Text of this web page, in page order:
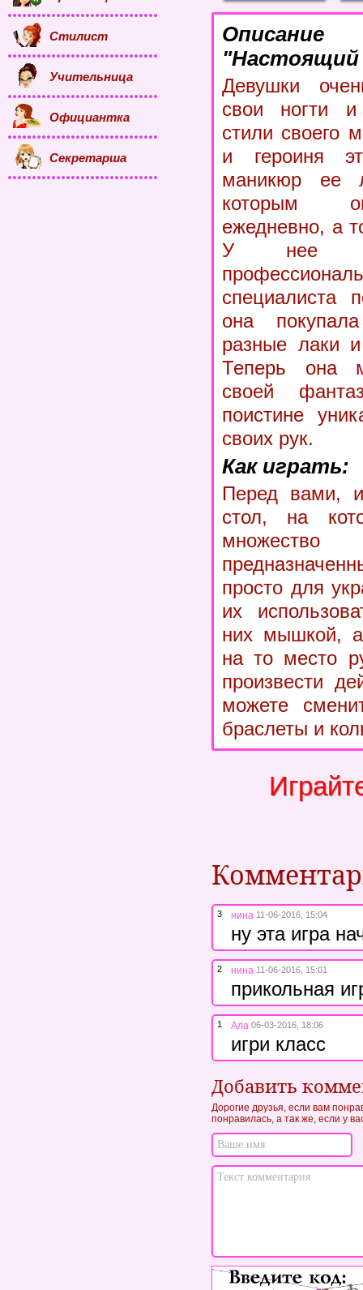
Девушки
свои ногти и
стили своего
и героиня
маникюр ее
которым
ежедневно, а
У нее
специалиста
она
разные лаки
Теперь она
своей
поистине
своих рук.
Как играть:
Перед вами,
стол, на
просто для
их
них мышкой,
на то место
произвести
можете
браслеты и
3 нина 11-06-2016, 15:04
ну эта игра
2 нина 11-06-2016, 15:01
прикольная
1 Ала 06-03-2016, 18:06
игри класс
Добавить
Дорогие друзья, если вам
понравилась, а так же, если у
Стилист
Учительница
Официантка
Секретарша